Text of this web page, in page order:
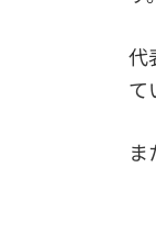
代
て